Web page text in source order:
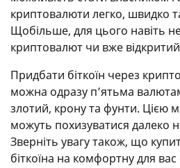
криптовалюти легко, швидко
Щобільше, для цього навіть
криптовалют чи вже
Придбати біткоїн через
можна одразу п’ятьма
злотий, крону та фунти. Цією
можуть похизуватися далеко
Зверніть увагу також, що
біткоїна на комфортну для